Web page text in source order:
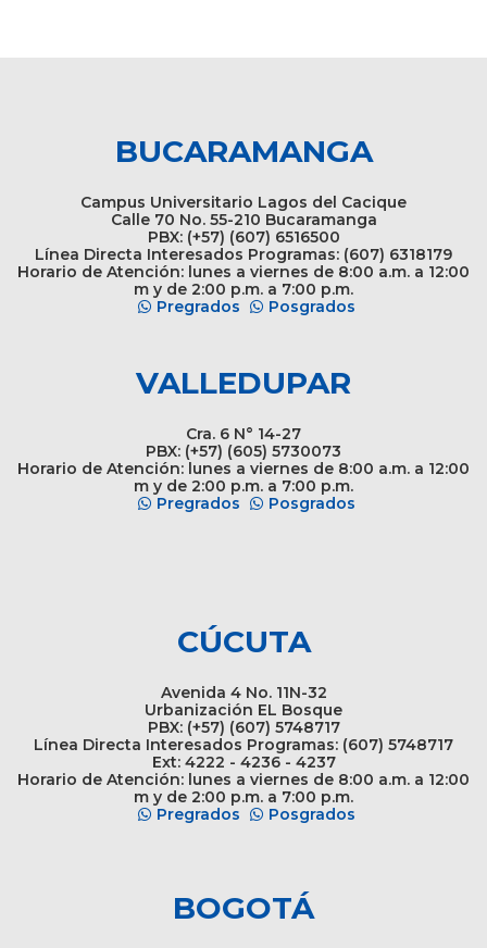
BUCARAMANGA
Campus Universitario Lagos del Cacique
Calle 70 No. 55-210 Bucaramanga
PBX: (+57) (607) 6516500
Línea Directa Interesados Programas: (607) 6318179
Horario de Atención: lunes a viernes de 8:00 a.m. a 12:00
m y de 2:00 p.m. a 7:00 p.m.
Pregrados
Posgrados
VALLEDUPAR
Cra. 6 N° 14-27
PBX: (+57) (605) 5730073
Horario de Atención: lunes a viernes de 8:00 a.m. a 12:00
m y de 2:00 p.m. a 7:00 p.m.
Pregrados
Posgrados
CÚCUTA
Avenida 4 No. 11N-32
Urbanización EL Bosque
PBX: (+57) (607) 5748717
Línea Directa Interesados Programas: (607) 5748717
Ext: 4222 - 4236 - 4237
Horario de Atención: lunes a viernes de 8:00 a.m. a 12:00
m y de 2:00 p.m. a 7:00 p.m.
Pregrados
Posgrados
BOGOTÁ